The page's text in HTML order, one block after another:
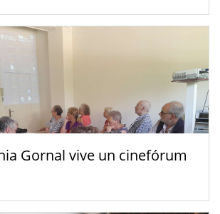
Gornal vive un cinefórum